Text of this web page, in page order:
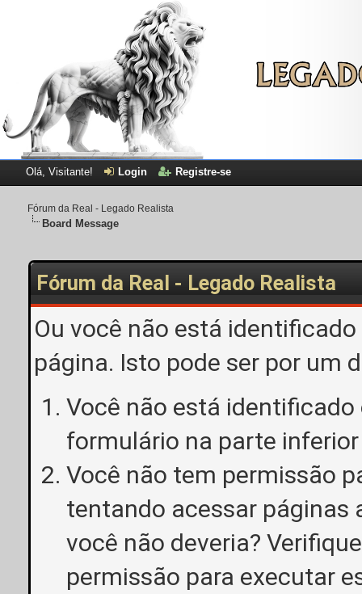
Olá, Visitante! Login Registre-se
Fórum da Real - Legado Realista
Board Message
Fórum da Real - Legado Realista
Ou você não está
página. Isto pode ser por um
Você não está
formulário na parte
Você não tem permissão
tentando acessar páginas
você não deveria?
permissão para executar